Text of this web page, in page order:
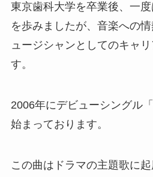
東京歯科大学を卒業後、一
を歩みましたが、音楽への
ュージシャンとしてのキャ
す。
2006年にデビューシングル
始まっております。
この曲はドラマの主題歌に